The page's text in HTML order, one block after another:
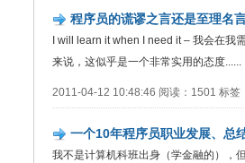
程序员的谎谬之言还是至理名
I will learn it when I need it – 我会在我
来说，这似乎是一个非常实用的态度......
2011-04-12 10:48:46 阅读：1501 标签
一个10年程序员职业发展、总
我不是计算机科班出身（学金融的），